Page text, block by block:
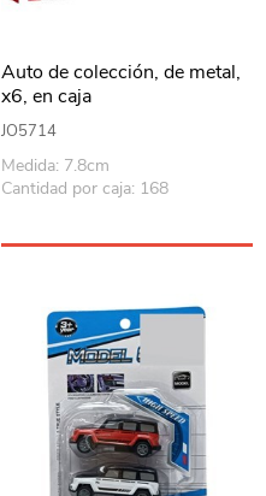
Auto de colección, de metal,
x6, en caja
JO5714
Medida: 7.8cm
Cantidad por caja: 168